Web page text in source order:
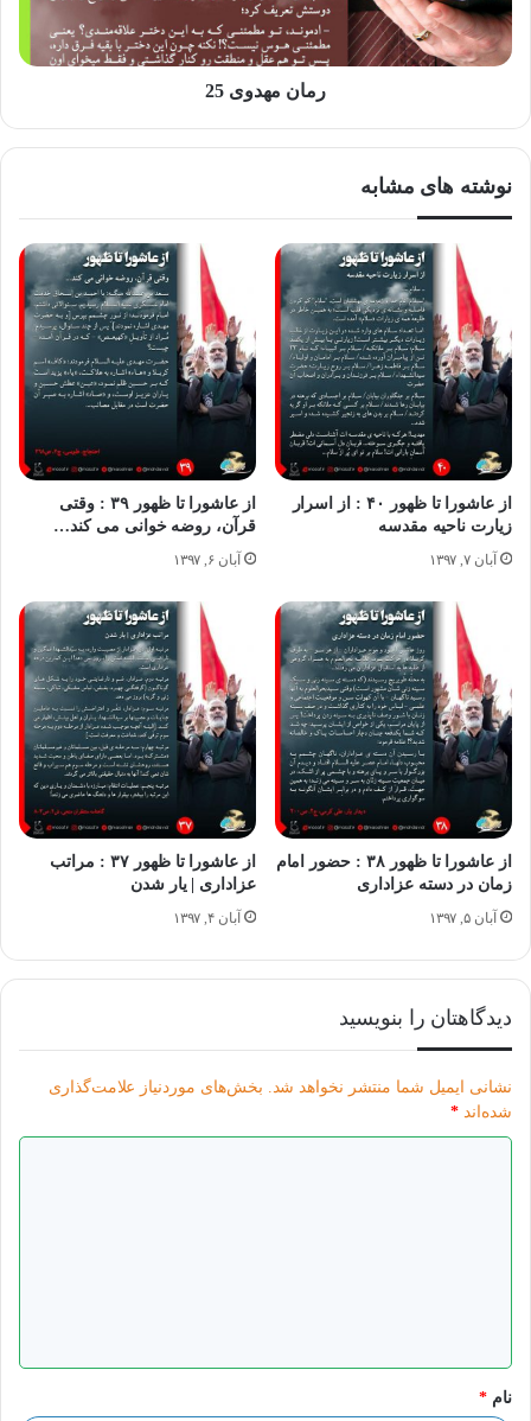
وارد شده، نکند به این جهت باشد که بخواهد به «مردم عصر
غیبت» توجه دهد که حسین امامِ کسانی بود که او را به «العَجَل»
خواهد کرد! وجود این تمایلات نفسانی، امروز هم بر تنهایی و غربت
ولیّ عصر بی اثر نخواهد بود! “جهت تعجیل در امر فرج، با هواهای
نَفس خود مبارزه کنیم”
رمان مهدوی 25
نوشته های مشابه
از عاشورا تا ظهور ۴۰ : از اسرار
زیارت ناحیه مقدسه
آبان ۷, ۱۳۹۷
از عاشورا تا ظهور ۳۹ : وقتی
قرآن، روضه خوانی می کند…
آبان ۶, ۱۳۹۷
از عاشورا تا ظهور ۳۸ : حضور امام
زمان در دسته عزاداری
آبان ۵, ۱۳۹۷
از عاشورا تا ظهور ۳۷ : مراتب
عزاداری | یار شدن
آبان ۴, ۱۳۹۷
دیدگاهتان را بنویسید
نشانی ایمیل شما منتشر نخواهد شد. بخش‌های موردنیاز علامت‌گذاری
شده‌اند *
*
نام *